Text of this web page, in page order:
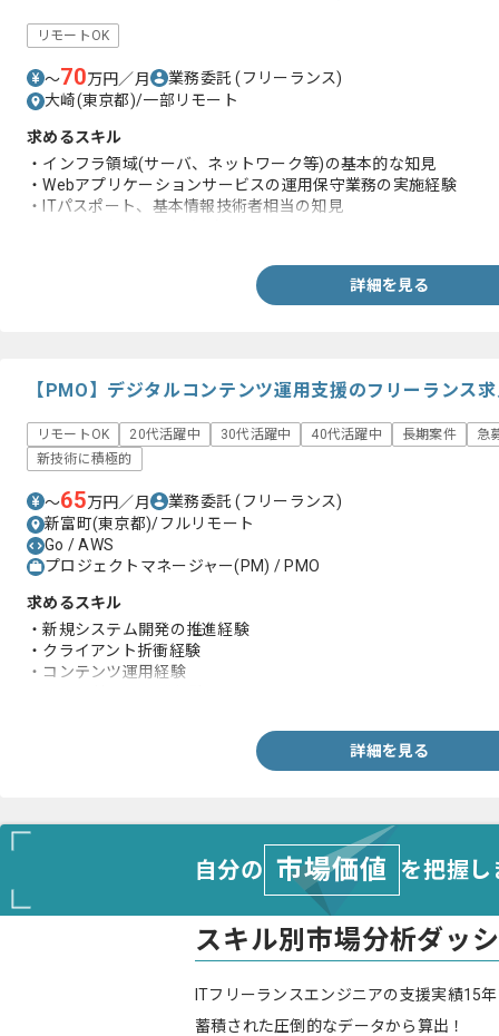
リモートOK
〜70万円／月 業務委託(フリーランス)
大崎(東京都)/一部リモート
求めるスキル
・インフラ領域(サーバ、ネットワーク等)の基本的な知見
・Webアプリケーションサービスの運用保守業務の実施経験
・ITパスポート、基本情報技術者相当の知見
詳細を見る
【PMO】デジタルコンテンツ運用支援のフリーランス
リモートOK 20代活躍中 30代活躍中 40代活躍中 長期案件
急
新技術に積極的
〜65万円／月 業務委託(フリーランス)
新富町(東京都)/フルリモート
Go / AWS
プロジェクトマネージャー(PM) / PMO
求めるスキル
・新規システム開発の推進経験
・クライアント折衝経験
・コンテンツ運用経験
詳細を見る
自分の 市場価値 を把握
スキル別市場分析ダッ
ITフリーランスエンジニアの支援実績15
蓄積された圧倒的なデータから算出！